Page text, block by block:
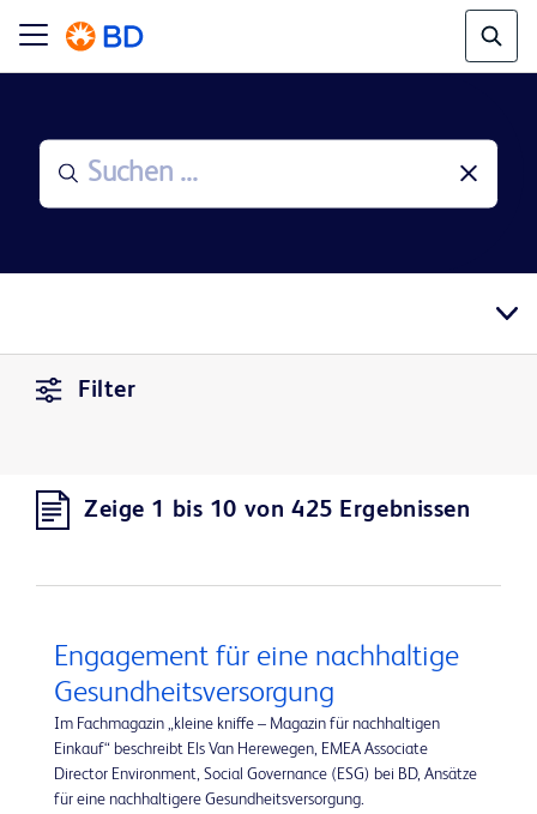
Filter
Zeige 1 bis 10 von 425 Ergebnissen
Engagement für eine nachhaltige
Gesundheitsversorgung
Im Fachmagazin „kleine kniffe – Magazin für nachhaltigen
Einkauf“ beschreibt Els Van Herewegen, EMEA Associate
Director Environment, Social Governance (ESG) bei BD, Ansätze
für eine nachhaltigere Gesundheitsversorgung.